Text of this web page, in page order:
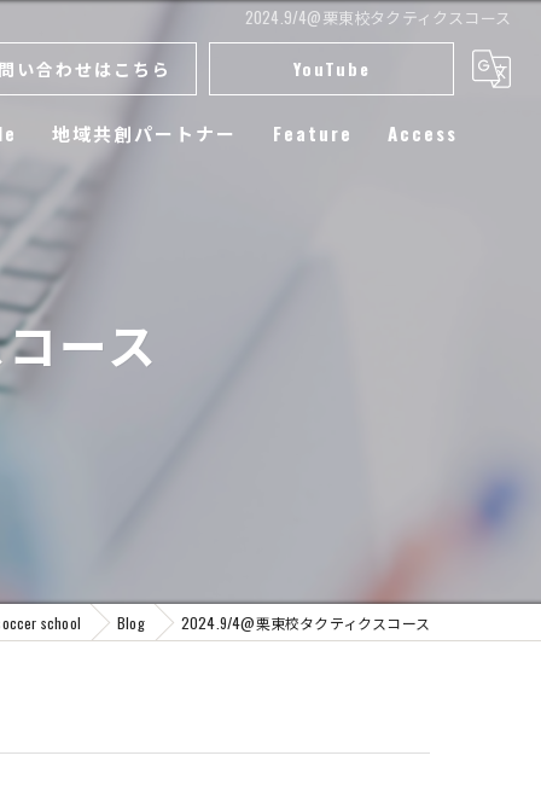
2024.9/4@栗東校タクティクスコース
い合わせはこちら YouTube
地域共創パートナー Feature Access
ース
school Blog 2024.9/4@栗東校タクティクスコース